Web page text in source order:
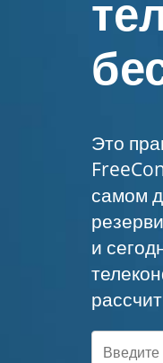
Это
самом
и